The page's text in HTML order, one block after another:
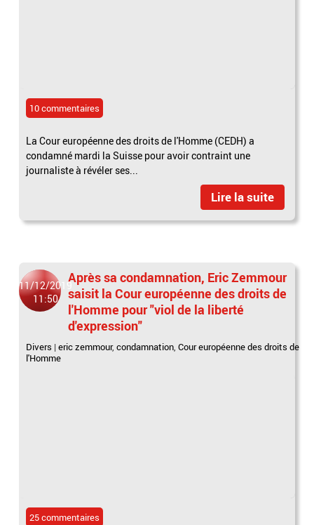
10 commentaires
La Cour européenne des droits de l'Homme (CEDH) a
condamné mardi la Suisse pour avoir contraint une
journaliste à révéler ses...
Lire la suite
11/12/2019
11:50
Après sa condamnation, Eric Zemmour
saisit la Cour européenne des droits de
l'Homme pour "viol de la liberté
d'expression"
Divers |eric zemmour,condamnation,Cour européenne des droits de
l'Homme
25 commentaires